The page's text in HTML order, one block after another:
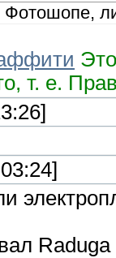
Фотошопе,
т. е.
Raduga